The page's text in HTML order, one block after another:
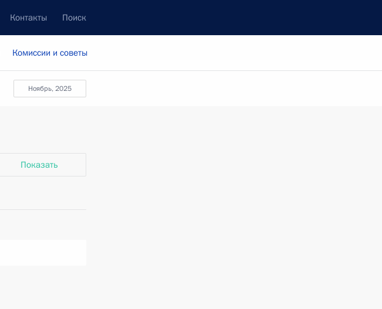
Контакты Поиск
Комиссии и советы
ноябрь, 2025
Показать